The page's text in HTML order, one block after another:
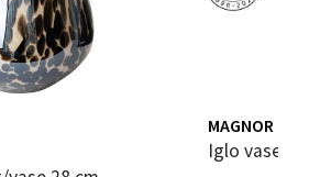
MAGNOR
Iglo vase